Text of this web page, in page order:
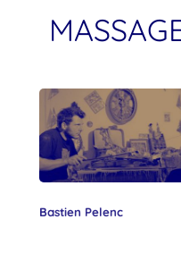
Bastien Pelenc